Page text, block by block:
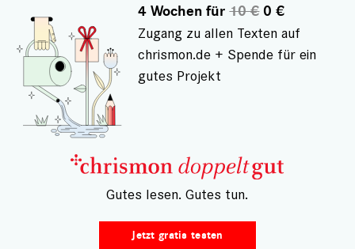
ein, Kultur bewusst zu erleben – nah
und fern, neugierig und offen.
4 Wochen für10 €0 €
Zugang zu allen Texten auf
chrismon.de + Spende für ein
gutes Projekt
– Gutes lesen. Gutes tun.
Jetzt gratis testen